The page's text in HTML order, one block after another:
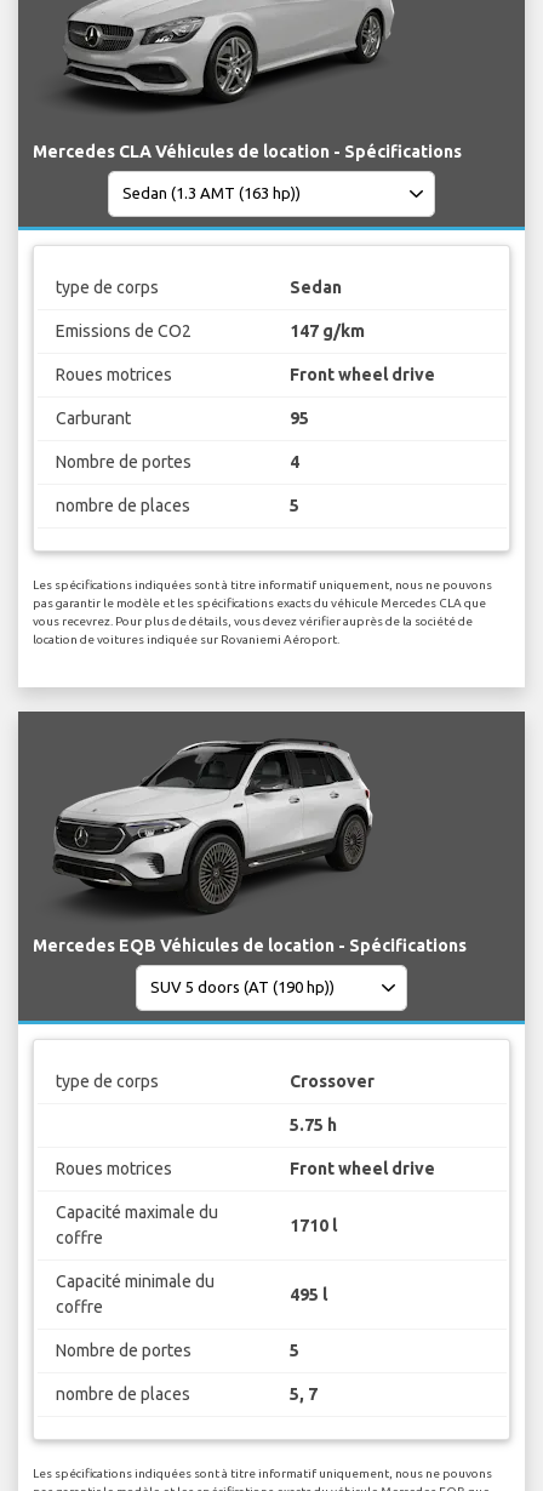
Mercedes CLA Véhicules de location - Spécifications
type de corps Sedan
Emissions de CO2 147 g/km
Roues motrices Front wheel drive
Carburant 95
Nombre de portes 4
nombre de places 5
Les spécifications indiquées sont à titre informatif uniquement, nous ne pouvons
pas garantir le modèle et les spécifications exacts du véhicule Mercedes CLA que
vous recevrez. Pour plus de détails, vous devez vérifier auprès de la société de
location de voitures indiquée sur Rovaniemi Aéroport.
Mercedes EQB Véhicules de location - Spécifications
type de corps Crossover
5.75 h
Roues motrices Front wheel drive
Capacité maximale du
coffre
1710 l
Capacité minimale du
coffre
495 l
Nombre de portes 5
nombre de places 5, 7
Les spécifications indiquées sont à titre informatif uniquement, nous ne pouvons